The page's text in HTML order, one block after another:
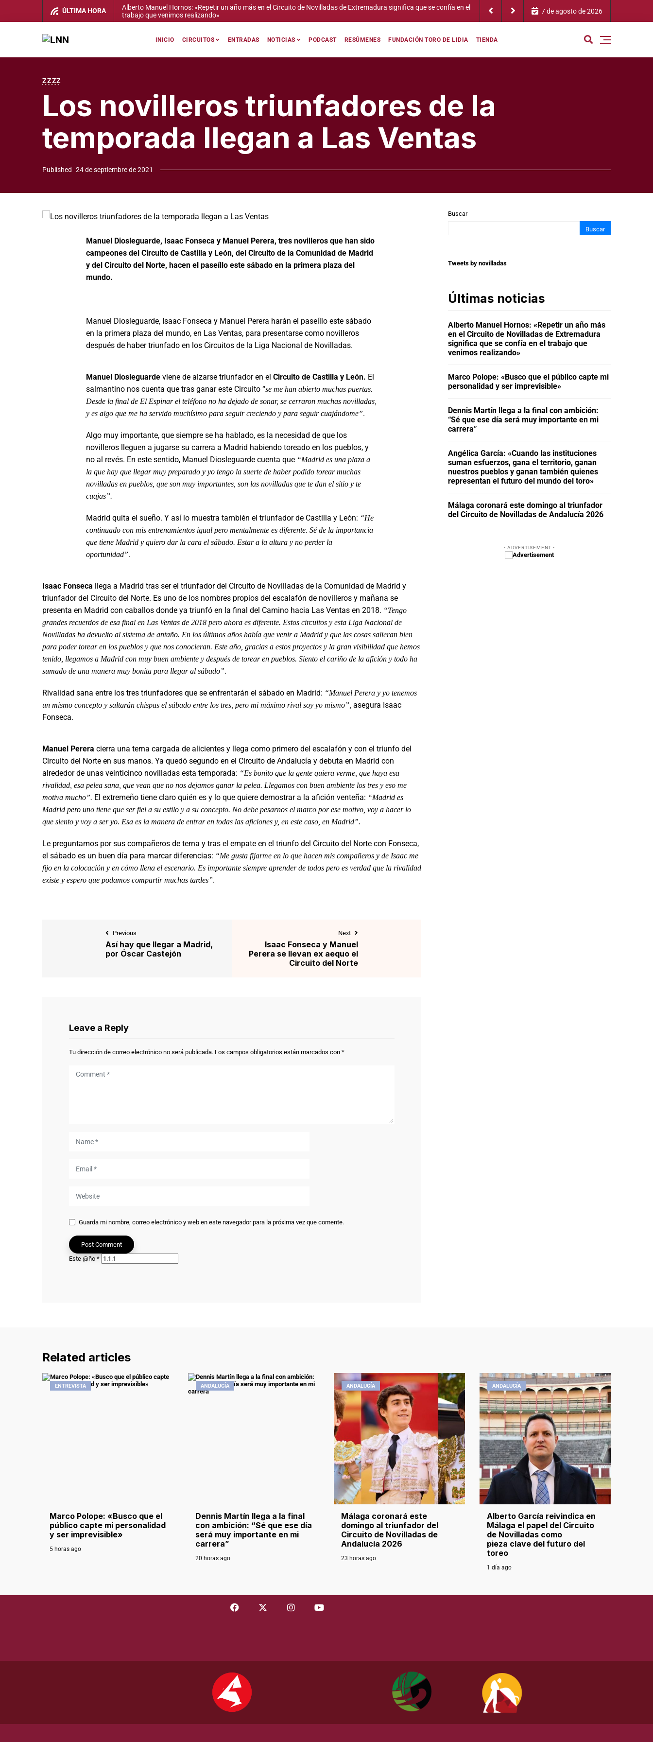
ÚLTIMA HORA Marco Polope: «Busco que el público capte mi personalidad y ser imprevisible» 7 de agosto de 2026
INICIO CIRCUITOS ENTRADAS NOTICIAS PODCAST RESÚMENES FUNDACIÓN TORO DE LIDIA TIENDA
ZZZZ
Los novilleros triunfadores de la
temporada llegan a Las Ventas
Published 24 de septiembre de 2021
Manuel Diosleguarde, Isaac Fonseca y Manuel Perera, tres novilleros que han sido
campeones del Circuito de Castilla y León, del Circuito de la Comunidad de Madrid
y del Circuito del Norte, hacen el paseíllo este sábado en la primera plaza del
mundo.
Manuel Diosleguarde, Isaac Fonseca y Manuel Perera harán el paseíllo este sábado
en la primera plaza del mundo, en Las Ventas, para presentarse como novilleros
después de haber triunfado en los Circuitos de la Liga Nacional de Novilladas.
Manuel Diosleguarde viene de alzarse triunfador en el Circuito de Castilla y León. El
salmantino nos cuenta que tras ganar este Circuito “se me han abierto muchas puertas.
Desde la final de El Espinar el teléfono no ha dejado de sonar, se cerraron muchas novilladas,
y es algo que me ha servido muchísimo para seguir creciendo y para seguir cuajándome”.
Algo muy importante, que siempre se ha hablado, es la necesidad de que los
novilleros lleguen a jugarse su carrera a Madrid habiendo toreado en los pueblos, y
no al revés. En este sentido, Manuel Diosleguarde cuenta que “Madrid es una plaza a
la que hay que llegar muy preparado y yo tengo la suerte de haber podido torear muchas
novilladas en pueblos, que son muy importantes, son las novilladas que te dan el sitio y te
cuajas”.
Madrid quita el sueño. Y así lo muestra también el triunfador de Castilla y León: “He
continuado con mis entrenamientos igual pero mentalmente es diferente. Sé de la importancia
que tiene Madrid y quiero dar la cara el sábado. Estar a la altura y no perder la
oportunidad”.
Isaac Fonseca llega a Madrid tras ser el triunfador del Circuito de Novilladas de la Comunidad de Madrid y
triunfador del Circuito del Norte. Es uno de los nombres propios del escalafón de novilleros y mañana se
presenta en Madrid con caballos donde ya triunfó en la final del Camino hacia Las Ventas en 2018. “Tengo
grandes recuerdos de esa final en Las Ventas de 2018 pero ahora es diferente. Estos circuitos y esta Liga Nacional de
Novilladas ha devuelto al sistema de antaño. En los últimos años había que venir a Madrid y que las cosas salieran bien
para poder torear en los pueblos y que nos conocieran. Este año, gracias a estos proyectos y la gran visibilidad que hemos
tenido, llegamos a Madrid con muy buen ambiente y después de torear en pueblos. Siento el cariño de la afición y todo ha
sumado de una manera muy bonita para llegar al sábado”.
Rivalidad sana entre los tres triunfadores que se enfrentarán el sábado en Madrid: “Manuel Perera y yo tenemos
un mismo concepto y saltarán chispas el sábado entre los tres, pero mi máximo rival soy yo mismo”, asegura Isaac
Fonseca.
Manuel Perera cierra una terna cargada de alicientes y llega como primero del escalafón y con el triunfo del
Circuito del Norte en sus manos. Ya quedó segundo en el Circuito de Andalucía y debuta en Madrid con
alrededor de unas veinticinco novilladas esta temporada: “Es bonito que la gente quiera verme, que haya esa
rivalidad, esa pelea sana, que vean que no nos dejamos ganar la pelea. Llegamos con buen ambiente los tres y eso me
motiva mucho”. El extremeño tiene claro quién es y lo que quiere demostrar a la afición venteña: “Madrid es
Madrid pero uno tiene que ser fiel a su estilo y a su concepto. No debe pesarnos el marco por ese motivo, voy a hacer lo
que siento y voy a ser yo. Esa es la manera de entrar en todas las aficiones y, en este caso, en Madrid”.
Le preguntamos por sus compañeros de terna y tras el empate en el triunfo del Circuito del Norte con Fonseca,
el sábado es un buen día para marcar diferencias: “Me gusta fijarme en lo que hacen mis compañeros y de Isaac me
fijo en la colocación y en cómo llena el escenario. Es importante siempre aprender de todos pero es verdad que la rivalidad
existe y espero que podamos compartir muchas tardes”.
Previous
Así hay que llegar a Madrid,
por Óscar Castejón
Next
Isaac Fonseca y Manuel
Perera se llevan ex aequo el
Circuito del Norte
Leave a Reply
Tu dirección de correo electrónico no será publicada. Los campos obligatorios están marcados con *
Guarda mi nombre, correo electrónico y web en este navegador para la próxima vez que comente.
Este @ño *
Buscar
Buscar
Tweets by novilladas
Últimas noticias
Alberto Manuel Hornos: «Repetir un año más
en el Circuito de Novilladas de Extremadura
significa que se confía en el trabajo que
venimos realizando»
Marco Polope: «Busco que el público capte mi
personalidad y ser imprevisible»
Dennis Martín llega a la final con ambición:
“Sé que ese día será muy importante en mi
carrera”
Angélica García: «Cuando las instituciones
suman esfuerzos, gana el territorio, ganan
nuestros pueblos y ganan también quienes
representan el futuro del mundo del toro»
Málaga coronará este domingo al triunfador
del Circuito de Novilladas de Andalucía 2026
- ADVERTISEMENT -
Related articles
ENTREVISTA
Marco Polope: «Busco que el
público capte mi personalidad
y ser imprevisible»
5 horas ago
ANDALUCÍA
Dennis Martín llega a la final
con ambición: “Sé que ese día
será muy importante en mi
carrera”
20 horas ago
ANDALUCÍA
Málaga coronará este
domingo al triunfador del
Circuito de Novilladas de
Andalucía 2026
23 horas ago
ANDALUCÍA
Alberto García reivindica en
Málaga el papel del Circuito
de Novilladas como
pieza clave del futuro del
toreo
1 día ago